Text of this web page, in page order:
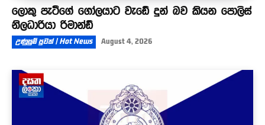
ලොකු පැටීගේ ගෝලයාට වැඩේ දුන් බව කියන පොලිස්
නිලධාරියා රිමාන්ඩ්
උණුසුම් පුවත් | Hot News August 4, 2026